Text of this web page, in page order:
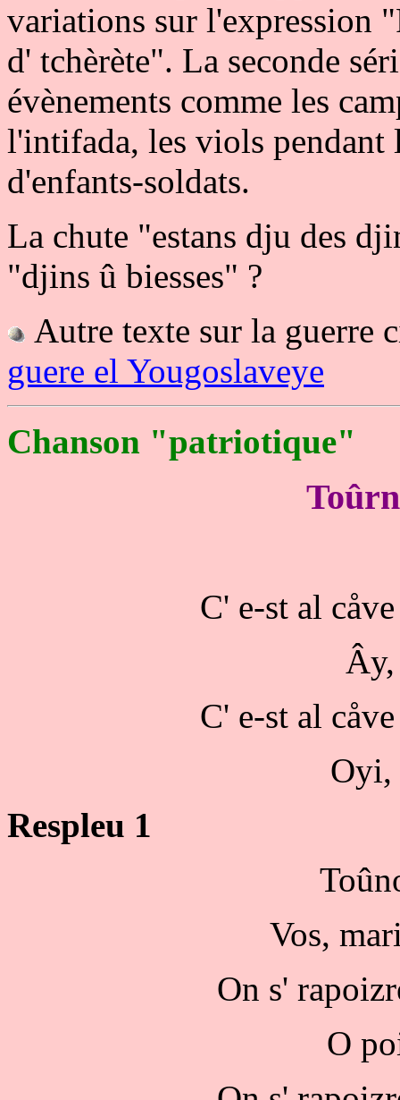
variations sur l'expression
d' tchèrète". La seconde
évènements comme les
l'intifada, les viols pendant
d'enfants-soldats.
La chute "estans dju des
"djins û biesses" ?
Autre texte sur la guerre
guere el Yougoslaveye
Chanson "patriotique"
C' e-st al
C' e-st al
Oyi,
Respleu 1
Vos,
On s'
O